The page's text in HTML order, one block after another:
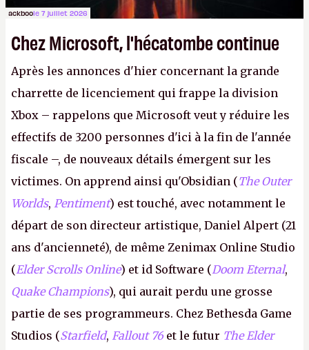
ackboole 7 juillet 2026
Chez Microsoft, l'hécatombe continue
Après les annonces d'hier concernant la grande
charrette de licenciement qui frappe la division
Xbox – rappelons que Microsoft veut y réduire les
effectifs de 3200 personnes d'ici à la fin de l'année
fiscale –, de nouveaux détails émergent sur les
victimes. On apprend ainsi qu'Obsidian (The Outer
Worlds, Pentiment) est touché, avec notamment le
départ de son directeur artistique, Daniel Alpert (21
ans d'ancienneté), de même Zenimax Online Studio
(Elder Scrolls Online) et id Software (Doom Eternal,
Quake Champions), qui aurait perdu une grosse
partie de ses programmeurs. Chez Bethesda Game
Studios (Starfield, Fallout 76 et le futur The Elder